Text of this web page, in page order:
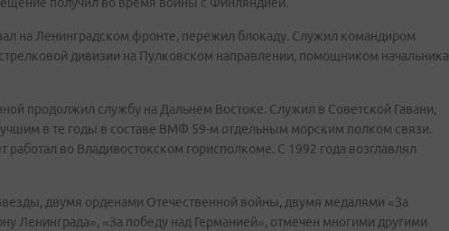
на Ленинградском фронте, пережил блокаду. Служил командиром
дивизии на Пулковском направлении, помощником начальника
продолжил службу на Дальнем Востоке. Служил в Советской Гавани,
в те годы в составе ВМФ 59-м отдельным морским полком связи.
работал во Владивостокском горисполкоме. С 1992 года возглавлял
двумя орденами Отечественной войны, двумя медалями «За
Ленинграда», «За победу над Германией», отмечен многими другими